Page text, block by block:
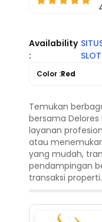
Availability
:
SLOT
Color :Red
Temukan
bersama Delores
layanan
atau
yang mudah,
pendampingan
transaksi properti.